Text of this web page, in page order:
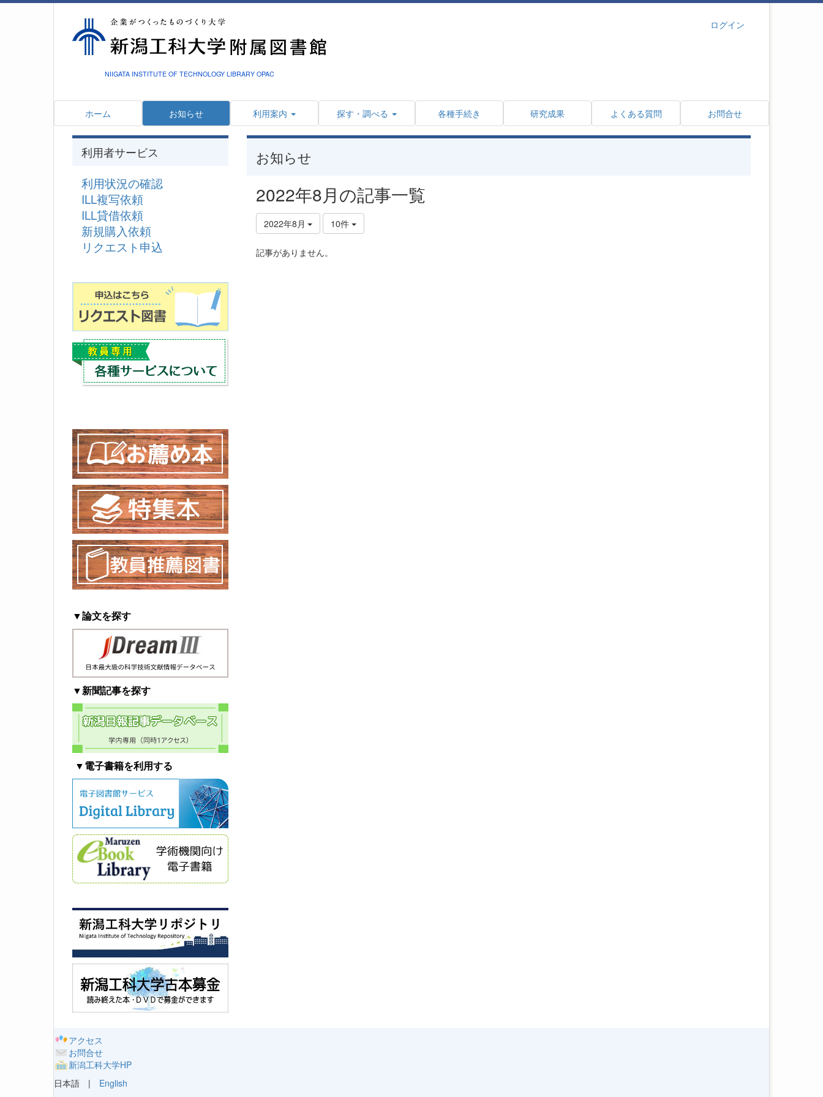
NIIGATA INSTITUTE OF TECHNOLOGY LIBRARY OPAC
ログイン
ホーム お知らせ 利用案内 探す・調べる 各種手続き 研究成果 よくある質問 お問合せ
お知らせ
2022年8月の記事一覧
2022年8月 10件
記事がありません。
利用者サービス
利用状況の確認
ILL複写依頼
ILL貸借依頼
新規購入依頼
リクエスト申込
▼論文を探す
▼新聞記事を探す
▼電子書籍を利用する
アクセス
お問合せ
新潟工科大学HP
日本語 | English